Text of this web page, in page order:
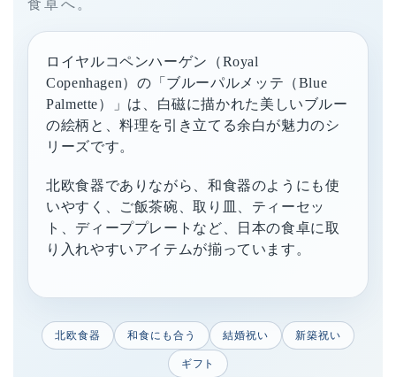
ロイヤルコペンハーゲン（Royal
Copenhagen）の「ブルーパルメッテ（Blue
Palmette）」は、白磁に描かれた美しいブルー
の絵柄と、料理を引き立てる余白が魅力のシ
リーズです。
北欧食器でありながら、和食器のようにも使
いやすく、ご飯茶碗、取り皿、ティーセッ
ト、ディーププレートなど、日本の食卓に取
り入れやすいアイテムが揃っています。
北欧食器 和食にも合う 結婚祝い 新築祝い
ギフト